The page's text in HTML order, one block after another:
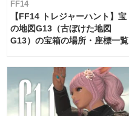
FF14
【FF14 トレジャーハント】宝
の地図G13（古ぼけた地図
G13）の宝箱の場所・座標一覧